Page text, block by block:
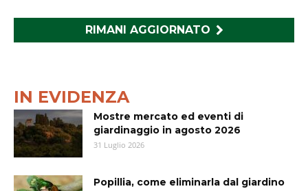
RIMANI AGGIORNATO
IN EVIDENZA
Mostre mercato ed eventi di
giardinaggio in agosto 2026
31 Luglio 2026
Popillia, come eliminarla dal giardino